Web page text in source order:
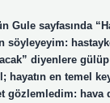
sayfasında
söyleyeyim:
diyenlere
hayatın en temel
gözlemledim: